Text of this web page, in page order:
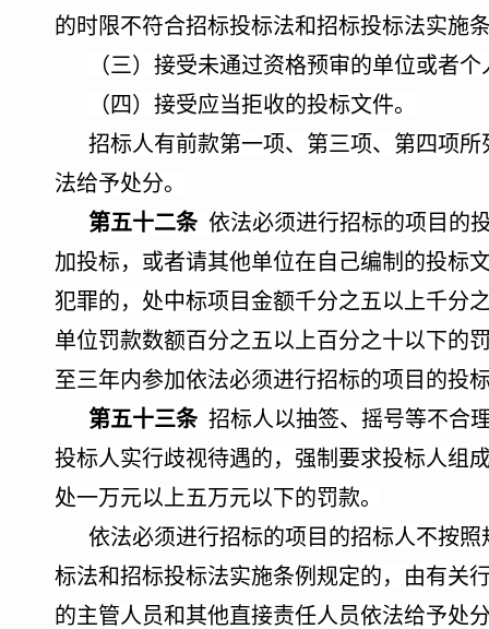
的时限不符合招标投标法和招标投标法实施
（三）接受未通过资格预审的单位或者
（四）接受应当拒收的投标文件。
招标人有前款第一项、第三项、第四项
法给予处分。
第五十二条 依法必须进行招标的项目的
加投标，或者请其他单位在自己编制的投标
犯罪的，处中标项目金额千分之五以上千分
单位罚款数额百分之五以上百分之十以下的
至三年内参加依法必须进行招标的项目的投
第五十三条 招标人以抽签、摇号等不合
投标人实行歧视待遇的，强制要求投标人组
处一万元以上五万元以下的罚款。
依法必须进行招标的项目的招标人不按
标法和招标投标法实施条例规定的，由有关
的主管人员和其他直接责任人员依法给予处